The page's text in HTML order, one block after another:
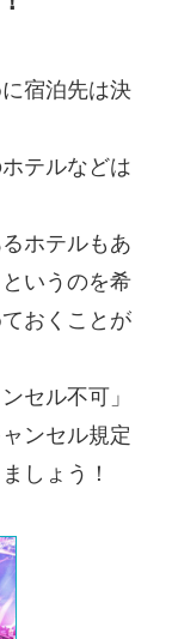
宿泊先は決
テルなどは
ホテルもあ
いうのを希
おくことが
セル不可」
ンセル規定
しょう！